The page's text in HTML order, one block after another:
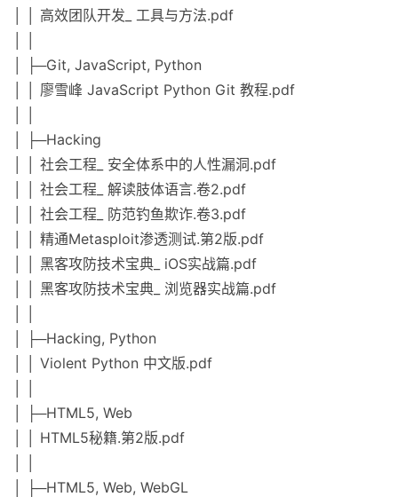
│ │ 高效团队开发_ 工具与方法.pdf
│ ├─Git, JavaScript, Python
│ │ 廖雪峰 JavaScript Python Git 教程.pdf
│ ├─Hacking
│ │ 社会工程_ 安全体系中的人性漏洞.pdf
│ │ 社会工程_ 解读肢体语言.卷2.pdf
│ │ 社会工程_ 防范钓鱼欺诈.卷3.pdf
│ │ 精通Metasploit渗透测试.第2版.pdf
│ │ 黑客攻防技术宝典_ iOS实战篇.pdf
│ │ 黑客攻防技术宝典_ 浏览器实战篇.pdf
│ ├─Hacking, Python
│ │ Violent Python 中文版.pdf
│ ├─HTML5, Web
│ │ HTML5秘籍.第2版.pdf
│ ├─HTML5, Web, WebGL